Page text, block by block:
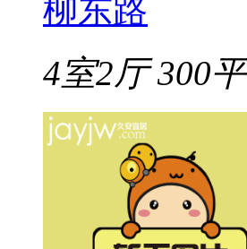
柳东路
4室2厅 300平